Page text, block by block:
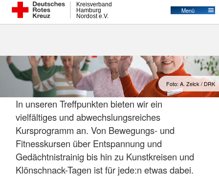
Nordost e.V.
Hamburg
Kreisverband
Menü
Foto: A. Zelck / DRK
In unseren Treffpunkten bieten wir ein
vielfältiges und abwechslungsreiches
Kursprogramm an. Von Bewegungs- und
Fitnesskursen über Entspannung und
Gedächtnistrainig bis hin zu Kunstkreisen und
Klönschnack-Tagen ist für jede:n etwas dabei.